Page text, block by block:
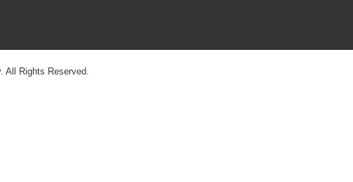
All Rights Reserved.